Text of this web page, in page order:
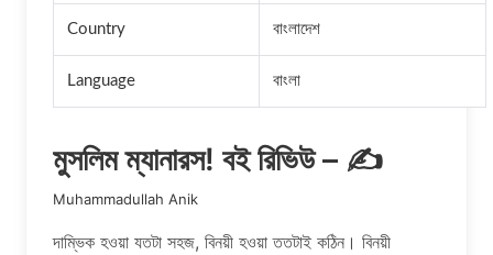
Country বাংলাদেশ
Language বাংলা
মুসলিম ম্যানারস! বই রিভিউ – ✍️
Muhammadullah Anik
দাম্ভিক হওয়া যতটা সহজ, বিনয়ী হওয়া ততটাই কঠিন। বিনয়ী